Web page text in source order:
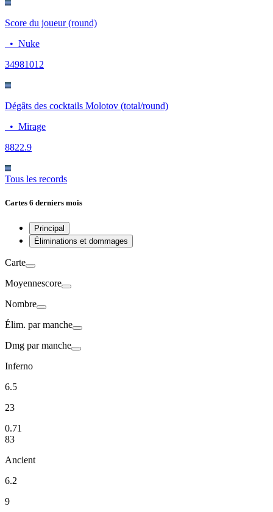
Score du joueur (round)
• Nuke
34981012
Dégâts des cocktails Molotov (total/round)
• Mirage
8822.9
Tous les records
Cartes 6 derniers mois
Principal
Éliminations et dommages
Carte
Moyennescore
Nombre
Élim. parmanche
Dmg parmanche
Inferno
6.5
23
0.71
83
Ancient
6.2
9